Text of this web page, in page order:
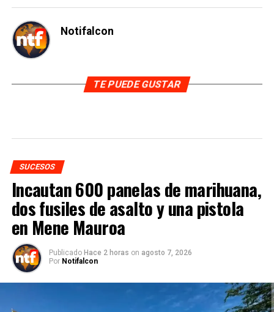
Notifalcon
TE PUEDE GUSTAR
SUCESOS
Incautan 600 panelas de marihuana,
dos fusiles de asalto y una pistola
en Mene Mauroa
Publicado Hace 2 horas on agosto 7, 2026
Por Notifalcon